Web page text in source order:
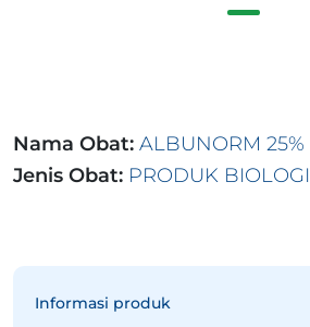
Nama Obat: ALBUNORM 25%
Jenis Obat: PRODUK BIOLOGI
Informasi produk